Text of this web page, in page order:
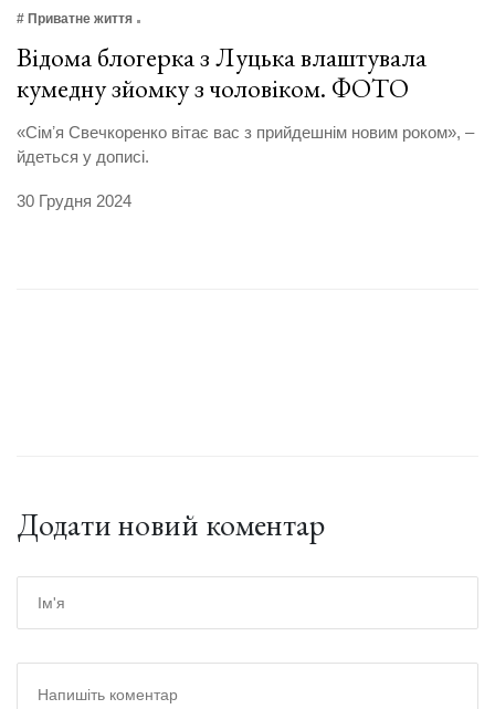
# Приватне життя
Відома блогерка з Луцька влаштувала
кумедну зйомку з чоловіком. ФОТО
«Сімʼя Свечкоренко вітає вас з прийдешнім новим роком», –
йдеться у дописі.
30 Грудня 2024
Додати новий коментар